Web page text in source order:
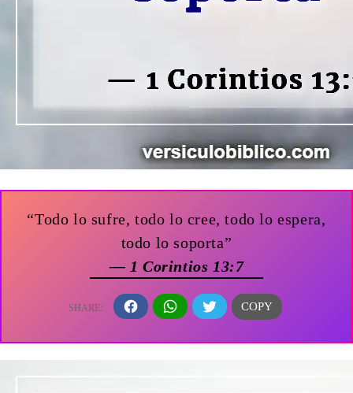
“Todo lo sufre, todo lo cree, todo lo espera,
todo lo soporta”
— 1 Corintios 13:7